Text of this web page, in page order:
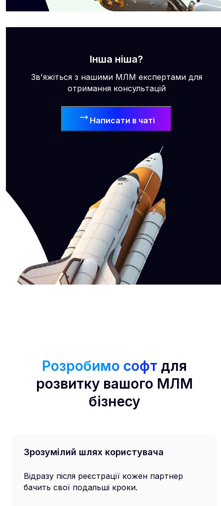
Інша ніша?
Зв'яжіться з нашими МЛМ експертами для
отримання консультацій
Написати в чаті
Розробимо софт для
розвитку вашого МЛМ
бізнесу
Зрозумілий шлях користувача
Відразу після реєстрації кожен партнер
бачить свої подальші кроки.